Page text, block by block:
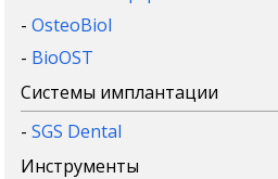
-OsteoBiol
- BioOST
Системы имплантации
-SGS Dental
Инструменты